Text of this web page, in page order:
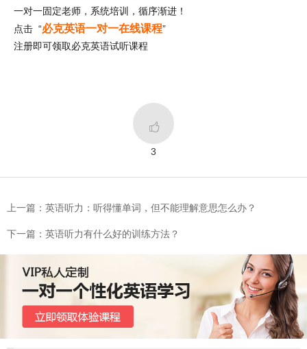
一对一固定老师，系统培训，循序渐进！
点击 “必克英语一对一在线课程”
注册即可领取必克英语试听课程

3
上一篇：英语听力：听得懂单词，但不能理解意思怎么办？
下一篇：英语听力有什么好的训练方法？